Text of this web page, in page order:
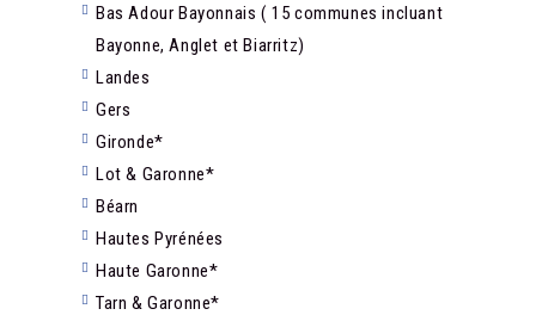
Bas Adour Bayonnais ( 15 communes incluant
Bayonne, Anglet et Biarritz)
Landes
Gers
Gironde*
Lot & Garonne*
Béarn
Hautes Pyrénées
Haute Garonne*
Tarn & Garonne*